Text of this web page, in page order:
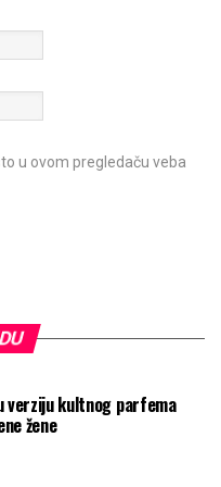
u ovom pregledaču veba
verziju kultnog parfema
žene